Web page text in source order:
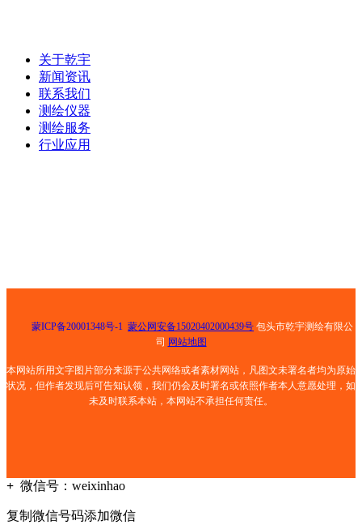
关于乾宇
新闻资讯
联系我们
测绘仪器
测绘服务
行业应用
蒙ICP备20001348号-1 蒙公网安备15020402000439号 包头市乾宇测绘有限公
司 网站地图
本网站所用文字图片部分来源于公共网络或者素材网站，凡图文未署名者均为原始
状况，但作者发现后可告知认领，我们仍会及时署名或依照作者本人意愿处理，如
未及时联系本站，本网站不承担任何责任。
+ 微信号： weixinhao
复制微信号码添加微信